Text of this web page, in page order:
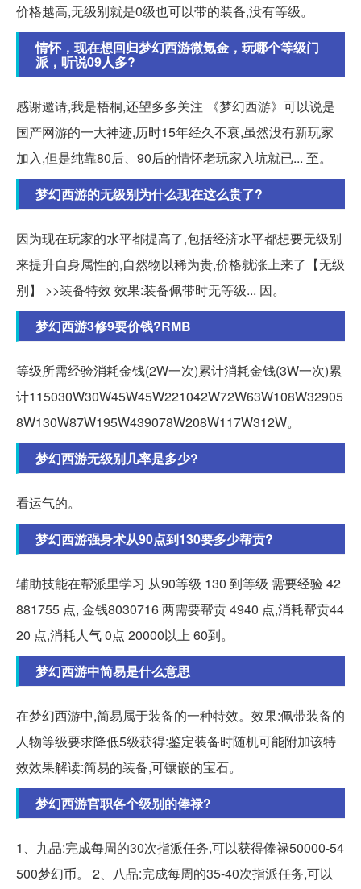
价格越高,无级别就是0级也可以带的装备,没有等级。
情怀，现在想回归梦幻西游微氪金，玩哪个等级门
派，听说09人多?
感谢邀请,我是梧桐,还望多多关注 《梦幻西游》可以说是
国产网游的一大神迹,历时15年经久不衰,虽然没有新玩家
加入,但是纯靠80后、90后的情怀老玩家入坑就已... 至。
梦幻西游的无级别为什么现在这么贵了?
因为现在玩家的水平都提高了,包括经济水平都想要无级别
来提升自身属性的,自然物以稀为贵,价格就涨上来了【无级
别】 >>装备特效 效果:装备佩带时无等级... 因。
梦幻西游3修9要价钱?RMB
等级所需经验消耗金钱(2W一次)累计消耗金钱(3W一次)累
计115030W30W45W45W221042W72W63W108W32905
8W130W87W195W439078W208W117W312W。
梦幻西游无级别几率是多少?
看运气的。
梦幻西游强身术从90点到130要多少帮贡?
辅助技能在帮派里学习 从90等级 130 到等级 需要经验 42
881755 点, 金钱8030716 两需要帮贡 4940 点,消耗帮贡44
20 点,消耗人气 0点 20000以上 60到。
梦幻西游中简易是什么意思
在梦幻西游中,简易属于装备的一种特效。效果:佩带装备的
人物等级要求降低5级获得:鉴定装备时随机可能附加该特
效效果解读:简易的装备,可镶嵌的宝石。
梦幻西游官职各个级别的俸禄?
1、九品:完成每周的30次指派任务,可以获得俸禄50000-54
500梦幻币。 2、八品:完成每周的35-40次指派任务,可以